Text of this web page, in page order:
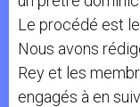
Le procédé est
Nous avons
Rey et les
engagés à en